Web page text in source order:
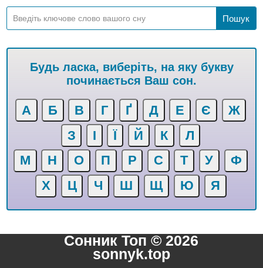
Будь ласка, виберіть, на яку букву
починається Ваш сон.
А Б В Г Ґ Д Е Є
Ж
З
І Ї Й К
Л
М
Н О П Р С Т У
Ф
Х
Ц Ч Ш Щ Ю Я
Сонник Топ © 2026
sonnyk.top